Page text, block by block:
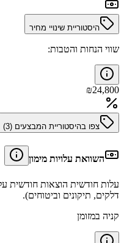
היסטוריית שינויי מחיר
שווי הנחות והטבות:
₪24,800
צפו בהיסטוריית המבצעים (3
)
השוואת עלויות מימון
דלקים, תיקונים וביטוחים).
קניה במזומן